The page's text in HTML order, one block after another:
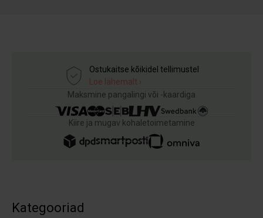
Ostukaitse kõikidel tellimustel
Loe lähemalt ›
Maksmine pangalingi või -kaardiga
Kiire ja mugav kohaletoimetamine
Kategooriad